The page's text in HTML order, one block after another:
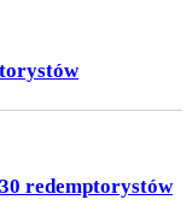
redemptorystów